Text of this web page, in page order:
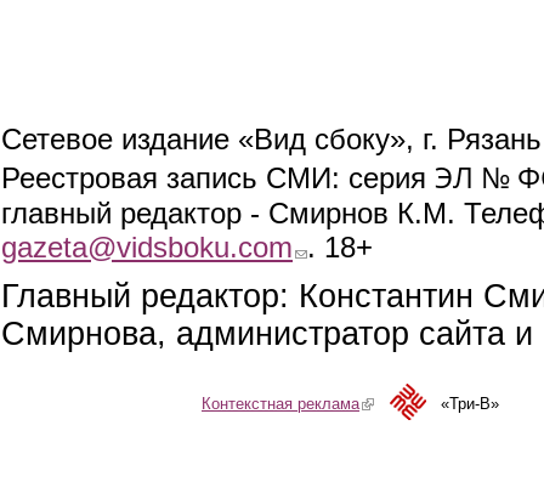
Сетевое издание «Вид сбоку», г.
Реестровая запись СМИ: серия ЭЛ №
главный редактор - Смирнов К.М.
gazeta@vidsboku.com (link sends e-mail)
. 18+
Главный редактор: Константин
Смирнова, администратор сайта
Контекстная реклама(link is external)«Три-В»